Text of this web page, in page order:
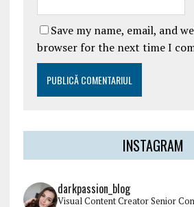
Save my name, email, and
browser for the next time I
INSTAGRAM
darkpassion_blog
Visual Content CreatorSenior